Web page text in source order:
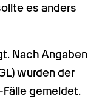
es anders
Nach Angaben
wurden der
Fälle gemeldet.